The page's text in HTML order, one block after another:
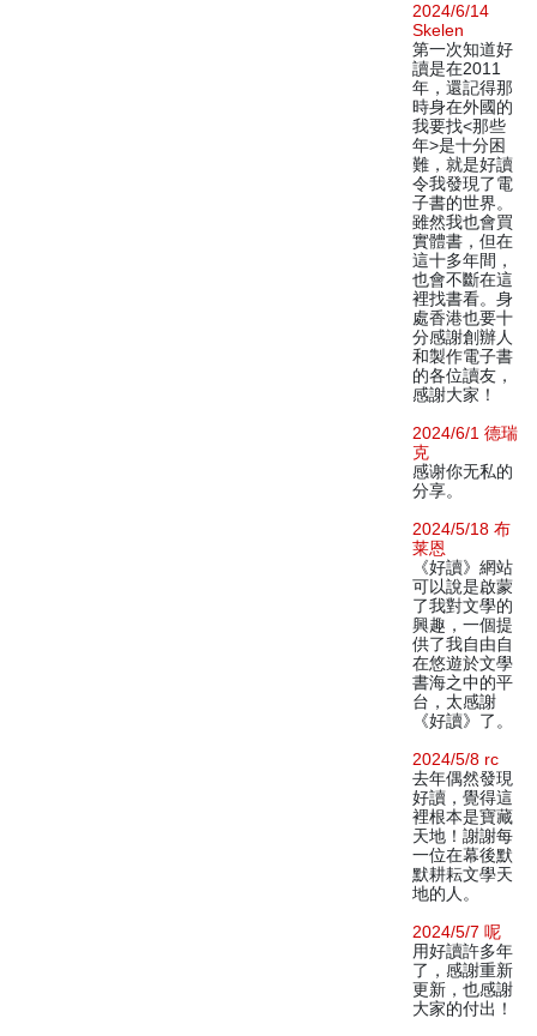
2024/6/14
Skelen
第一次知道好
讀是在2011
年，還記得那
時身在外國的
我要找<那些
年>是十分困
難，就是好讀
令我發現了電
子書的世界。
雖然我也會買
實體書，但在
這十多年間，
也會不斷在這
裡找書看。身
處香港也要十
分感謝創辦人
和製作電子書
的各位讀友，
感謝大家！
2024/6/1 德瑞
克
感谢你无私的
分享。
2024/5/18 布
莱恩
《好讀》網站
可以說是啟蒙
了我對文學的
興趣，一個提
供了我自由自
在悠遊於文學
書海之中的平
台，太感謝
《好讀》了。
2024/5/8 rc
去年偶然發現
好讀，覺得這
裡根本是寶藏
天地！謝謝每
一位在幕後默
默耕耘文學天
地的人。
2024/5/7 呢
用好讀許多年
了，感謝重新
更新，也感謝
大家的付出！